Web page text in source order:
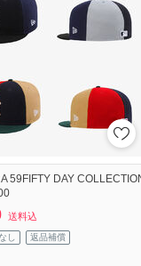
59FIFTY DAY
送料込
し 返品補償